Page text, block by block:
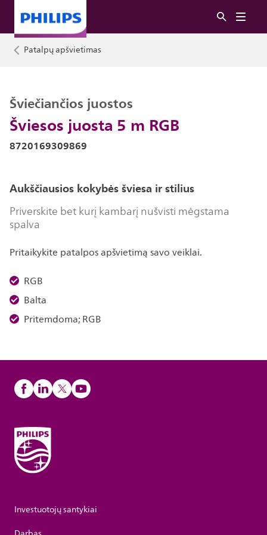
Patalpų apšvietimas
Šviesos juosta 5 m RGB
Šviečiančios juostos
8720169309869
Aukščiausios kokybės šviesa ir stilius
Priverskite bet kurį kambarį nušvisti mėgstama
spalva
Pritaikykite patalpos apšvietimą savo veiklai.
RGB
Balta
Pritemdoma; RGB
Investuotojų santykiai